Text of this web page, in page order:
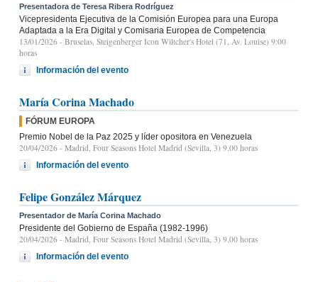
Presentadora de Teresa Ribera Rodríguez
Vicepresidenta Ejecutiva de la Comisión Europea para una Europa
Adaptada a la Era Digital y Comisaria Europea de Competencia
13/01/2026 - Bruselas, Steigenberger Icon Wiltcher's Hotel (71, Av. Louise) 9:00
horas
Información del evento
María Corina Machado
FÓRUM EUROPA
Premio Nobel de la Paz 2025 y líder opositora en Venezuela
20/04/2026 - Madrid, Four Seasons Hotel Madrid (Sevilla, 3) 9.00 horas
Información del evento
Felipe González Márquez
Presentador de María Corina Machado
Presidente del Gobierno de España (1982-1996)
20/04/2026 - Madrid, Four Seasons Hotel Madrid (Sevilla, 3) 9.00 horas
Información del evento